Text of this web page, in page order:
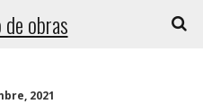
obras
2021